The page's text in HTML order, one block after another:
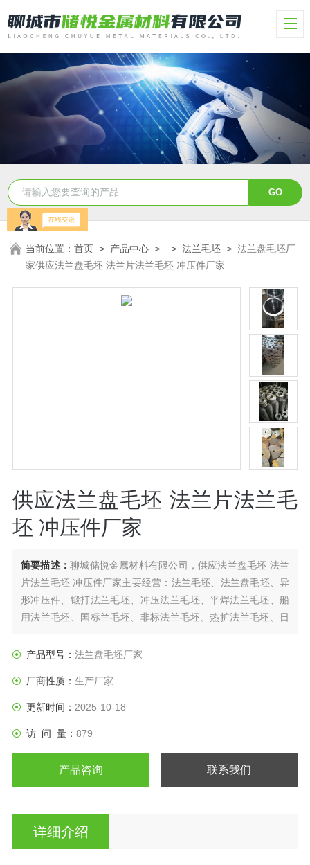
当前位置：首页 > 产品中心 > >法兰毛坯 >法兰盘毛坯厂
家供应法兰盘毛坯 法兰片法兰毛坯 冲压件厂家
供应法兰盘毛坯 法兰片法兰毛
坯 冲压件厂家
简要描述：聊城储悦金属材料有限公司，供应法兰盘毛坯 法兰
片法兰毛坯 冲压件厂家主要经营：法兰毛坯、法兰盘毛坯、异
形冲压件、锻打法兰毛坯、冲压法兰毛坯、平焊法兰毛坯、船
用法兰毛坯、国标兰毛坯、非标法兰毛坯、热扩法兰毛坯、日
产品型号： 法兰盘毛坯厂家
厂商性质： 生产厂家
更新时间： 2025-10-18
访 问 量： 879
产品咨询 联系我们
详细介绍